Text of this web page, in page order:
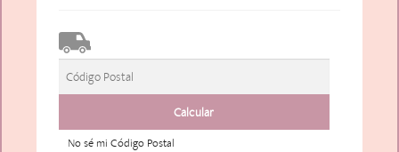
No sé mi Código Postal